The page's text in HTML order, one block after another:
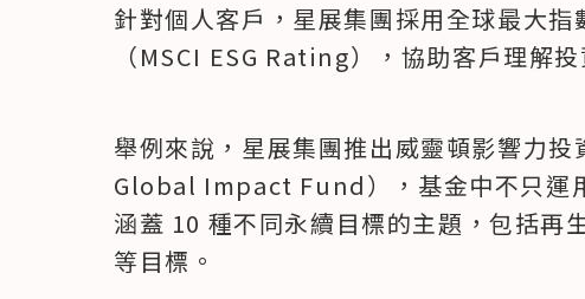
針對個人客戶，星展集團採用全球最大指
（MSCI ESG Rating），協助客戶理解
舉例來說，星展集團推出威靈頓影響力
Global Impact Fund），基金中不只運
涵蓋 10 種不同永續目標的主題，包括再
等目標。